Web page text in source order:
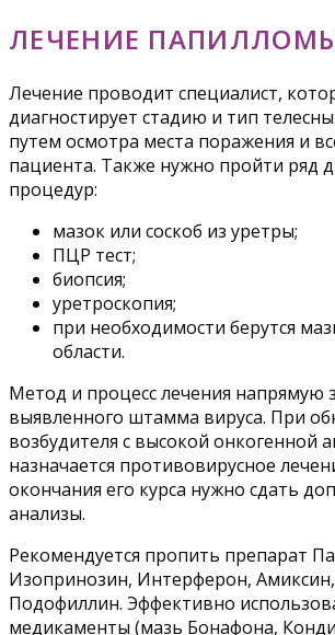
ЛЕЧЕНИЕ
Лечение проводит специалист,
диагностирует стадию и тип
путем осмотра места поражения и
пациента. Также нужно пройти ряд
процедур:
мазок или соскоб из уретры;
ПЦР тест;
биопсия;
уретроскопия;
при необходимости берутся
области.
Метод и процесс лечения напрямую
выявленного штамма вируса. При
возбудителя с высокой онкогенной
назначается противовирусное
окончания его курса нужно сдать
анализы.
Рекомендуется пропить препарат
Изопринозин, Интерферон,
Подофиллин. Эффективно
медикаменты (мазь Бонафона,